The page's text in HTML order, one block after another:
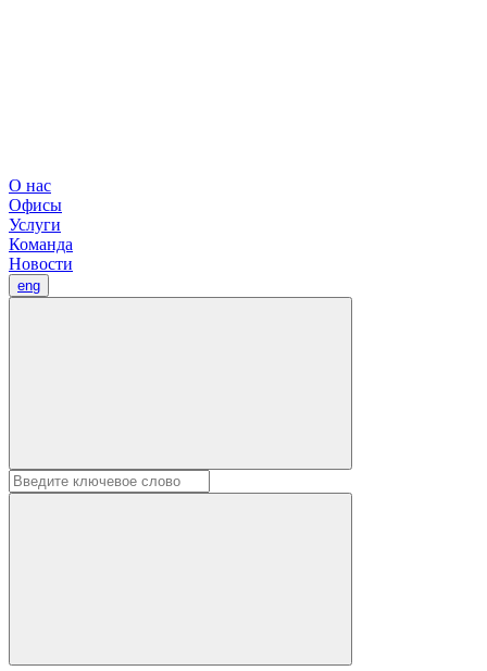
О нас
Офисы
Услуги
Команда
Новости
eng